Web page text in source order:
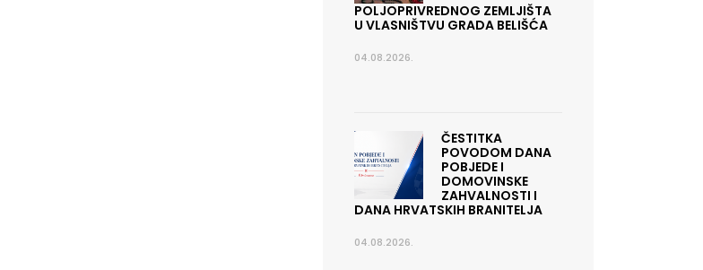
POLJOPRIVREDNOG ZEMLJIŠTA
U VLASNIŠTVU GRADA BELIŠĆA
04.08.2026.
ČESTITKA
POVODOM DANA
POBJEDE I
DOMOVINSKE
ZAHVALNOSTI I
DANA HRVATSKIH BRANITELJA
04.08.2026.